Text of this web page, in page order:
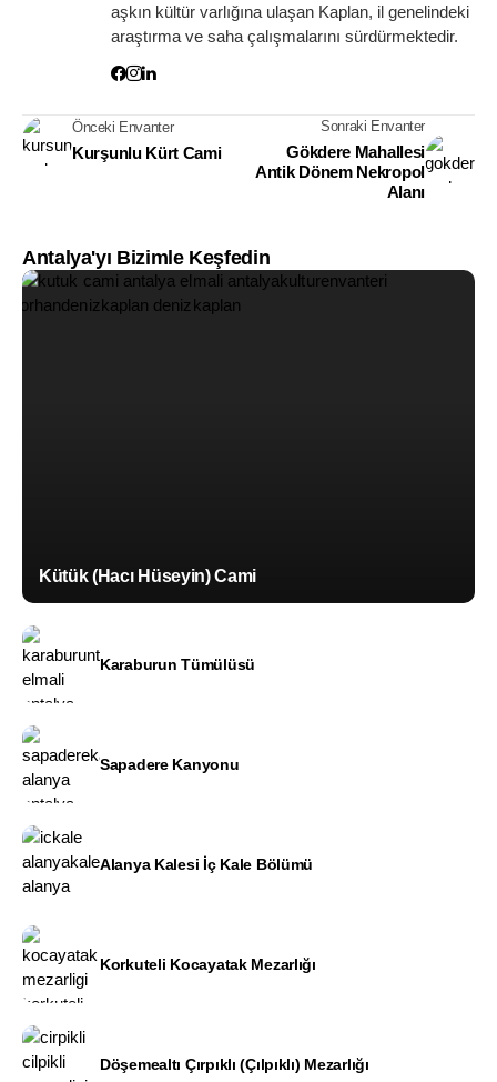
aşkın kültür varlığına ulaşan Kaplan, il genelindeki
araştırma ve saha çalışmalarını sürdürmektedir.
Önceki Envanter
Kurşunlu Kürt Cami
Sonraki Envanter
Gökdere Mahallesi
Antik Dönem Nekropol
Alanı
Antalya'yı Bizimle Keşfedin
Kütük (Hacı Hüseyin) Cami
Karaburun Tümülüsü
Sapadere Kanyonu
Alanya Kalesi İç Kale Bölümü
Korkuteli Kocayatak Mezarlığı
Döşemealtı Çırpıklı (Çılpıklı) Mezarlığı